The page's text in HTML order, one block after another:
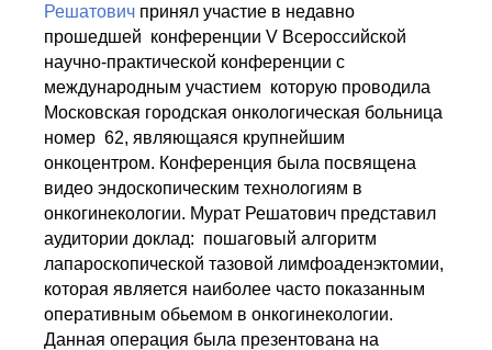
Решатович принял участие в недавно
прошедшей конференции V Всероссийской
научно-практической конференции с
международным участием которую проводила
Московская городская онкологическая больница
номер 62, являющаяся крупнейшим
онкоцентром. Конференция была посвящена
видео эндоскопическим технологиям в
онкогинекологии. Мурат Решатович представил
аудитории доклад: пошаговый алгоритм
лапароскопической тазовой лимфоаденэктомии,
которая является наиболее часто показанным
оперативным обьемом в онкогинекологии.
Данная операция была презентована на